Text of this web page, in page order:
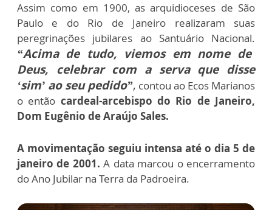
Assim como em 1900, as arquidioceses de São
Paulo e do Rio de Janeiro realizaram suas
peregrinações jubilares ao Santuário Nacional.
“Acima de tudo, viemos em nome de
Deus, celebrar com a serva que disse
‘sim’ ao seu pedido”, contou ao Ecos Marianos
o então cardeal-arcebispo do Rio de Janeiro,
Dom Eugênio de Araújo Sales.
A movimentação seguiu intensa até o dia 5 de
janeiro de 2001. A data marcou o encerramento
do Ano Jubilar na Terra da Padroeira.